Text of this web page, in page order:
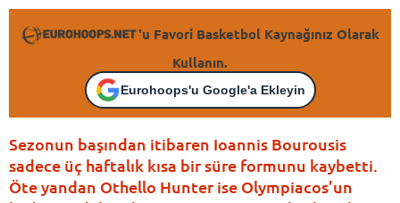
'u Favori Basketbol Kaynağınız Olarak
Kullanın.
Eurohoops'u Google'a Ekleyin
Sezonun başından itibaren Ioannis Bourousis
sadece üç haftalık kısa bir süre formunu kaybetti.
Öte yandan Othello Hunter ise Olympiacos’un